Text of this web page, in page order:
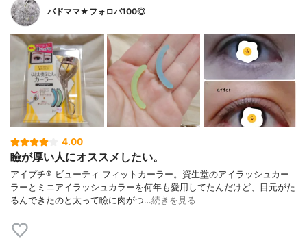
バドママ★フォロバ100◎
4.00
瞼が厚い人にオススメしたい。
アイプチ® ビューティ フィットカーラー。資生堂のアイラッシュカー
ラーとミニアイラッシュカラーを何年も愛用してたんだけど、目元がた
るんできたのと太って瞼に肉がつ…続きを見る